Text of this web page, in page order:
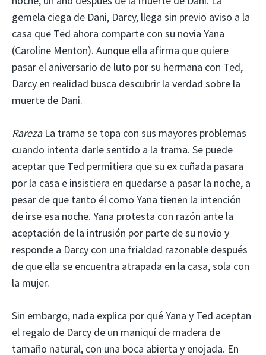
gemela ciega de Dani, Darcy, llega sin previo aviso a la
casa que Ted ahora comparte con su novia Yana
(Caroline Menton). Aunque ella afirma que quiere
pasar el aniversario de luto por su hermana con Ted,
Darcy en realidad busca descubrir la verdad sobre la
muerte de Dani.
RarezaLa trama se topa con sus mayores problemas
cuando intenta darle sentido a la trama. Se puede
aceptar que Ted permitiera que su ex cuñada pasara
por la casa e insistiera en quedarse a pasar la noche, a
pesar de que tanto él como Yana tienen la intención
de irse esa noche. Yana protesta con razón ante la
aceptación de la intrusión por parte de su novio y
responde a Darcy con una frialdad razonable después
de que ella se encuentra atrapada en la casa, sola con
la mujer.
Sin embargo, nada explica por qué Yana y Ted aceptan
el regalo de Darcy de un maniquí de madera de
tamaño natural, con una boca abierta y enojada. En